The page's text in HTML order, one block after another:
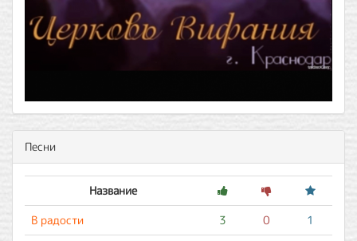
Песни
Название
В радости
3 0
1